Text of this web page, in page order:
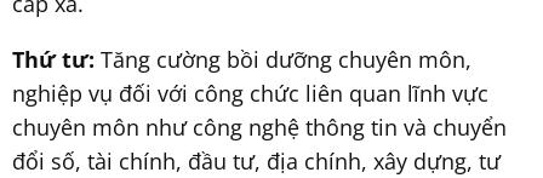
Thứ tư: Tăng cường bồi dưỡng chuyên môn,
nghiệp vụ đối với công chức liên quan lĩnh vực
chuyên môn như công nghệ thông tin và chuyển
đổi số, tài chính, đầu tư, địa chính, xây dựng, tư